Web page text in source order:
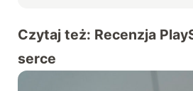
Czytaj też: Recenzja
serce